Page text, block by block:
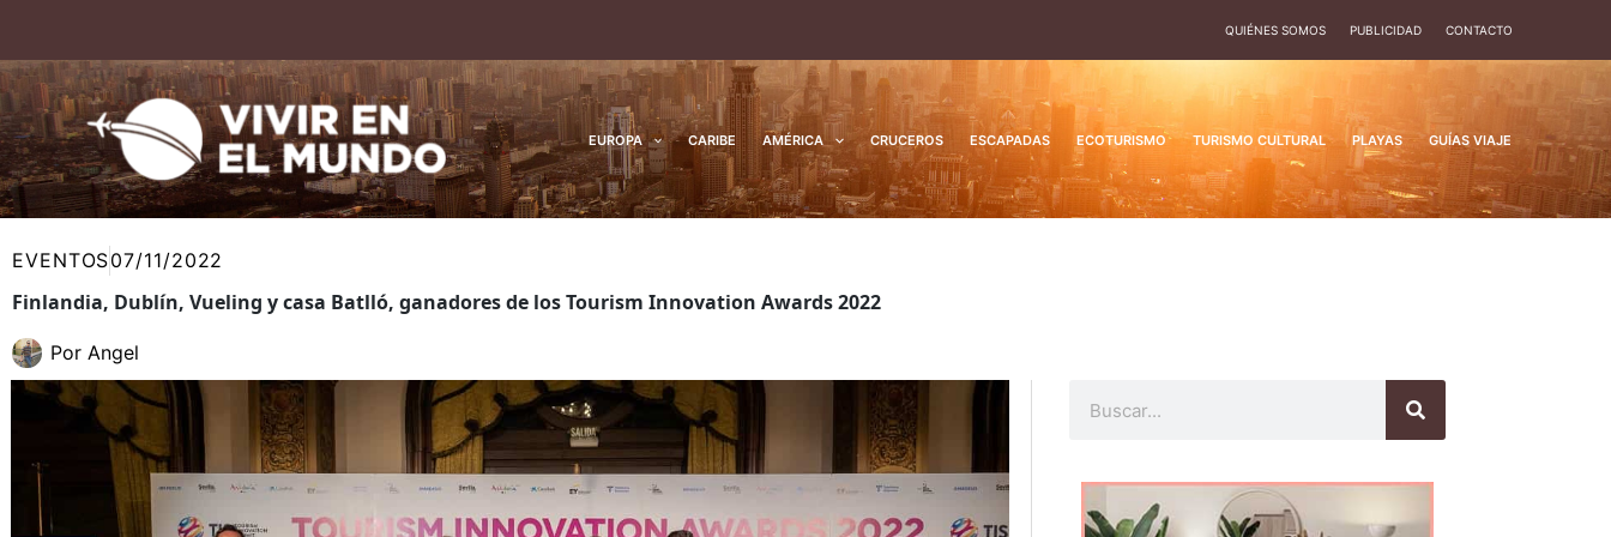
contenido
QUIÉNES SOMOS PUBLICIDAD CONTACTO
EUROPA CARIBE AMÉRICA CRUCEROS ESCAPADAS ECOTURISMO TURISMO CULTURAL PLAYAS GUÍAS VIAJE
EVENTOS07/11/2022
Finlandia, Dublín, Vueling y casa Batlló, ganadores de los Tourism Innovation Awards 2022
Por Angel